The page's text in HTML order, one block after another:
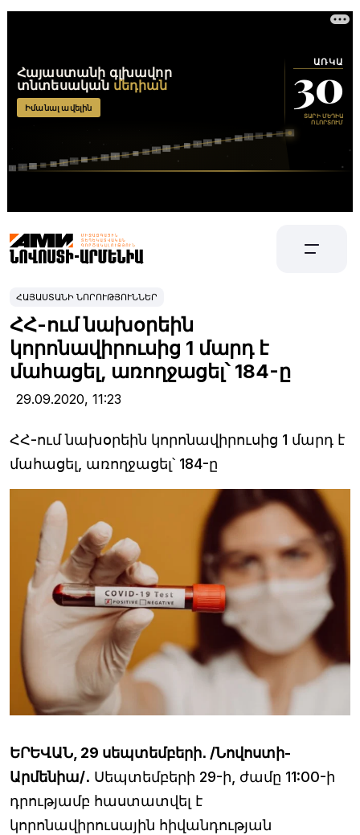
ՀԱՅԱՍՏԱՆԻ ՆՈՐՈՒԹՅՈՒՆՆԵՐ
ՀՀ-ում նախօրեին
կորոնավիրուսից 1 մարդ է
մահացել, առողջացել՝ 184-ը
29.09.2020, 11:23
ՀՀ-ում նախօրեին կորոնավիրուսից 1 մարդ է
մահացել, առողջացել՝ 184-ը
ԵՐԵՎԱՆ, 29 սեպտեմբերի․ /Նովոստի-
Արմենիա/․ Սեպտեմբերի 29-ի, ժամը 11:00-ի
դրությամբ հաստատվել է
կորոնավիրուսային հիվանդության